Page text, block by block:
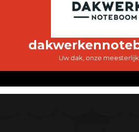
Uw dak, onze